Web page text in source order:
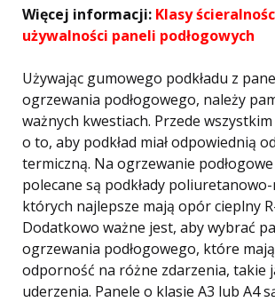
Więcej informacji: Klasy
używalności paneli podłogowych
Używając gumowego podkładu z
ogrzewania podłogowego, należy
ważnych kwestiach. Przede
o to, aby podkład miał odpowiednią
termiczną. Na ogrzewanie
polecane są podkłady
których najlepsze mają opór cieplny
Dodatkowo ważne jest, aby wybrać
ogrzewania podłogowego, które
odporność na różne zdarzenia, takie
uderzenia. Panele o klasie A3 lub A4